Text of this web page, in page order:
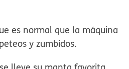
es normal que la máquina
y zumbidos.